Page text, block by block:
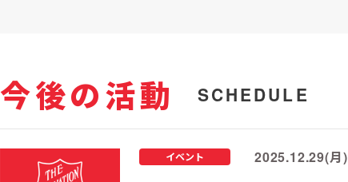
今後の活動 SCHEDULE
イベント 2025.12.29(月)